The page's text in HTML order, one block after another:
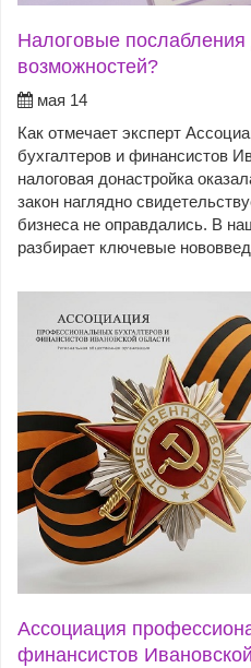
Налоговые послабления
возможностей?
мая 14
Как отмечает эксперт
бухгалтеров и финансистов
налоговая донастройка
закон наглядно
бизнеса не оправдались. В
разбирает ключевые
Ассоциация
финансистов